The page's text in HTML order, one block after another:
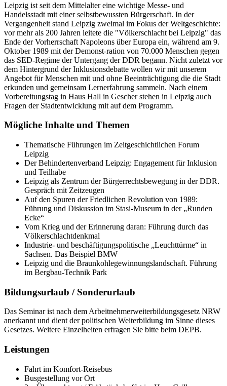
Leipzig ist seit dem Mittelalter eine wichtige Messe- und
Handelsstadt mit einer selbstbewussten Bürgerschaft. In der
Vergangenheit stand Leipzig zweimal im Fokus der Weltgeschichte:
vor mehr als 200 Jahren leitete die "Völkerschlacht bei Leipzig" das
Ende der Vorherrschaft Napoleons über Europa ein, während am 9.
Oktober 1989 mit der Demonst-ration von 70.000 Menschen gegen
das SED-Regime der Untergang der DDR begann. Nicht zuletzt vor
dem Hintergrund der Inklusionsdebatte wollen wir mit unserem
Angebot für Menschen mit und ohne Beeinträchtigung die die Stadt
erkunden und gemeinsam Lernerfahrung sammeln. Nach einem
Vorbereitungstag in Haus Hall in Gescher stehen in Leipzig auch
Fragen der Stadtentwicklung mit auf dem Programm.
Mögliche Inhalte und Themen
Thematische Führungen im Zeitgeschichtlichen Forum
Leipzig
Der Behindertenverband Leipzig: Engagement für Inklusion
und Teilhabe
Leipzig als Zentrum der Bürgerrechtsbewegung in der DDR.
Gespräch mit Zeitzeugen
Auf den Spuren der Friedlichen Revolution von 1989:
Führung und Diskussion im Stasi-Museum in der „Runden
Ecke“
Vom Krieg und der Erinnerung daran: Führung durch das
Völkerschlachtdenkmal
Industrie- und beschäftigungspolitische „Leuchttürme“ in
Sachsen. Das Beispiel BMW
Leipzig und die Braunkohlegewinnungslandschaft. Führung
im Bergbau-Technik Park
Bildungsurlaub / Sonderurlaub
Das Seminar ist nach dem Arbeitnehmerweiterbildungsgesetz NRW
anerkannt und dient der politischen Weiterbildung im Sinne dieses
Gesetzes. Weitere Einzelheiten erfragen Sie bitte beim DEPB.
Leistungen
Fahrt im Komfort-Reisebus
Busgestellung vor Ort